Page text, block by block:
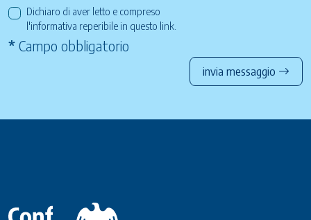
Dichiaro di aver letto e compreso
l'informativa reperibile in questo link
* Campo obbligatorio
invia messaggio